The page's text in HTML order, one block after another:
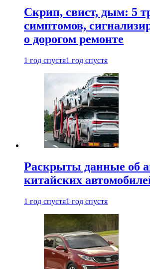
Скрип, свист, дым: 5
симптомов,
о дорогом ремонте
1 год спустя1 год спустя
Раскрыты данные об
китайских
1 год спустя1 год спустя